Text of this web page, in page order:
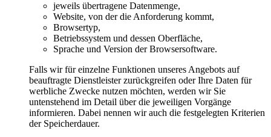
jeweils übertragene Datenmenge,
Website, von der die Anforderung kommt,
Browsertyp,
Betriebssystem und dessen Oberfläche,
Sprache und Version der Browsersoftware.
Falls wir für einzelne Funktionen unseres Angebots auf
beauftragte Dienstleister zurückgreifen oder Ihre Daten für
werbliche Zwecke nutzen möchten, werden wir Sie
untenstehend im Detail über die jeweiligen Vorgänge
informieren. Dabei nennen wir auch die festgelegten Kriterien
der Speicherdauer.